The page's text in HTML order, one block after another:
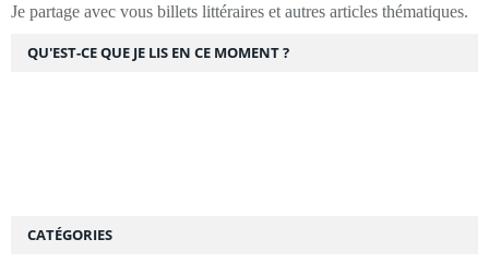
Je partage avec vous billets littéraires et autres articles thématiques.
CATÉGORIES
QU'EST-CE QUE JE LIS EN CE MOMENT ?